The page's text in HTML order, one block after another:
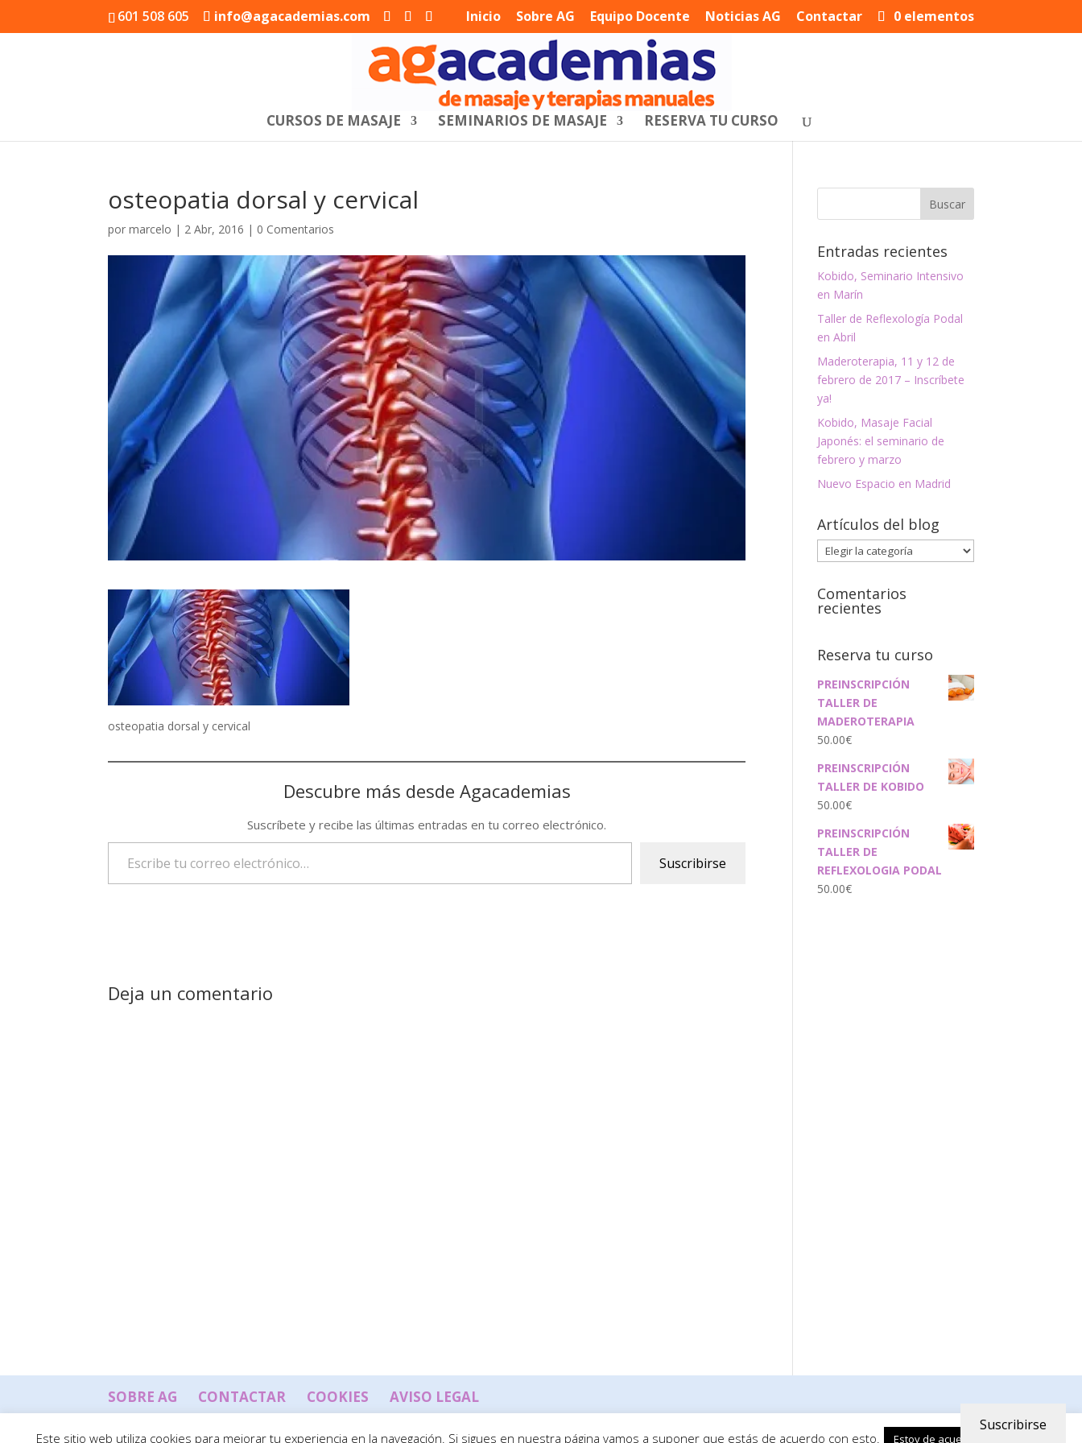
601 508 605 info@agacademias.com Inicio Sobre AG Equipo Docente Noticias AG Contactar 0 elementos
CURSOS DE MASAJE SEMINARIOS DE MASAJE RESERVA TU CURSO
osteopatia dorsal y cervical
pormarcelo | 2 Abr, 2016 | 0 Comentarios
osteopatia dorsal y cervical
Descubre más desde Agacademias
Suscríbete y recibe las últimas entradas en tu correo electrónico.
Escribe tu correo electrónico…
Suscribirse
Deja un comentario
Entradas recientes
Kobido, Seminario Intensivo
en Marín
Taller de Reflexología Podal
en Abril
Maderoterapia, 11 y 12 de
febrero de 2017 – Inscríbete
ya!
Kobido, Masaje Facial
Japonés: el seminario de
febrero y marzo
Nuevo Espacio en Madrid
Artículos del blog
Artículos
del
blog
Comentarios
recientes
Reserva tu curso
PREINSCRIPCIÓN
TALLER DE
MADEROTERAPIA
50.00€
PREINSCRIPCIÓN
TALLER DE KOBIDO
50.00€
PREINSCRIPCIÓN
TALLER DE
REFLEXOLOGIA PODAL
50.00€
SOBRE AG CONTACTAR COOKIES AVISO LEGAL
Este sitio web utiliza cookies para mejorar tu experiencia en la navegación. Si sigues en nuestra página vamos a suponer que estás de acuerdo con esto. Estoy de acuerdo
Suscribirse